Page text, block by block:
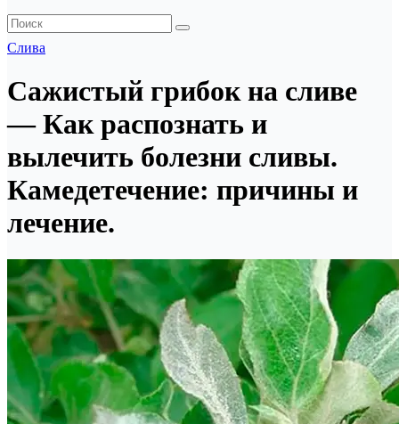
Слива
Сажистый грибок на сливе
— Как распознать и
вылечить болезни сливы.
Камедетечение: причины и
лечение.